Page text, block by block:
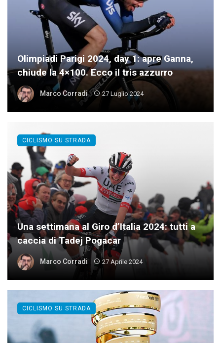
Olimpiadi Parigi 2024, day 1: apre Ganna,
chiude la 4×100. Ecco il tris azzurro
Marco Corradi 27 Luglio 2024
Una settimana al Giro d’Italia 2024: tutti a
caccia di Tadej Pogacar
Marco Corradi 27 Aprile 2024
CICLISMO SU STRADA
CICLISMO SU STRADA